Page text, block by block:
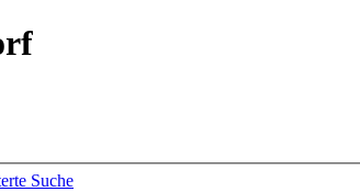
Suche